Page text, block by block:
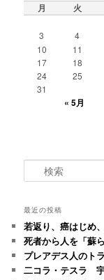
月 火
3
4
10 11
17
18
24
25
31
« 5月
索
最近の投稿
若返り、癌はじめ
死者から人を「蘇
プレアデス人のト
二コラ・テスラ